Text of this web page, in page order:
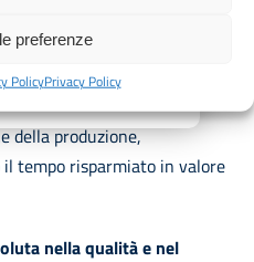
preferenze
PolicyPrivacy Policy
la preparazione della
il laboratorio può avanzare
finiture e
della produzione,
tempo risparmiato in valore
nella qualità e nel